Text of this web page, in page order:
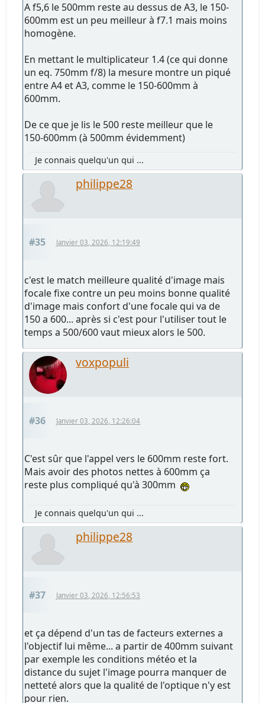
A f5,6 le 500mm reste au dessus de A3, le 150-
600mm est un peu meilleur à f7.1 mais moins
homogène.
En mettant le multiplicateur 1.4 (ce qui donne
un eq. 750mm f/8) la mesure montre un piqué
entre A4 et A3, comme le 150-600mm à
600mm.
De ce que je lis le 500 reste meilleur que le
150-600mm (à 500mm évidemment)
Je connais quelqu'un qui ...
philippe28
#35 Janvier 03, 2026, 12:19:49
c'est le match meilleure qualité d'image mais
focale fixe contre un peu moins bonne qualité
d'image mais confort d'une focale qui va de
150 a 600... après si c'est pour l'utiliser tout le
temps a 500/600 vaut mieux alors le 500.
voxpopuli
#36 Janvier 03, 2026, 12:26:04
C'est sûr que l'appel vers le 600mm reste fort.
Mais avoir des photos nettes à 600mm ça
reste plus compliqué qu'à 300mm
Je connais quelqu'un qui ...
philippe28
#37 Janvier 03, 2026, 12:56:53
et ça dépend d'un tas de facteurs externes a
l'objectif lui même... a partir de 400mm suivant
par exemple les conditions météo et la
distance du sujet l'image pourra manquer de
netteté alors que la qualité de l'optique n'y est
pour rien.